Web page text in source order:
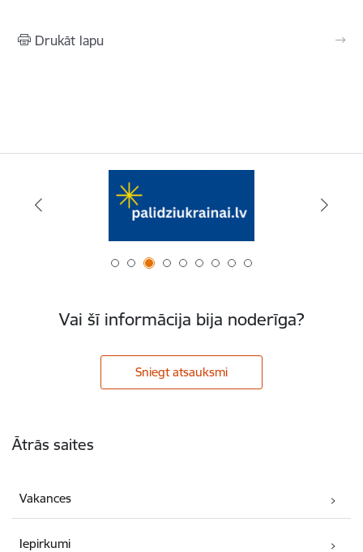
Drukāt lapu
Vai šī informācija bija noderīga?
Sniegt atsauksmi
Ātrās saites
Vakances
Iepirkumi